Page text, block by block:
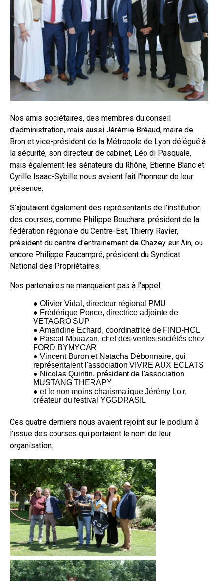
Nos amis sociétaires, des membres du conseil
d'administration, mais aussi Jérémie Bréaud, maire de
Bron et vice-président de la Métropole de Lyon délégué à
la sécurité, son directeur de cabinet, Léo di Pasquale,
mais également les sénateurs du Rhône, Etienne Blanc et
Cyrille Isaac-Sybille nous avaient fait l'honneur de leur
présence.
S'ajoutaient également des représentants de l'institution
des courses, comme Philippe Bouchara, président de la
fédération régionale du Centre-Est, Thierry Ravier,
président du centre d'entrainement de Chazey sur Ain, ou
encore Philippe Faucampré, président du Syndicat
National des Propriétaires.
Nos partenaires ne manquaient pas à l'appel :
● Olivier Vidal, directeur régional PMU
● Frédérique Ponce, directrice adjointe de
VETAGRO SUP
● Amandine Echard, coordinatrice de FIND-HCL
● Pascal Mouazan, chef des ventes sociétés chez
FORD BYMYCAR
● Vincent Buron et Natacha Débonnaire, qui
représentaient l'association VIVRE AUX ECLATS
● Nicolas Quintin, président de l'association
MUSTANG THERAPY
● et le non moins charismatique Jérémy Loir,
créateur du festival YGGDRASIL
Ces quatre derniers nous avaient rejoint sur le podium à
l'issue des courses qui portaient le nom de leur
organisation.